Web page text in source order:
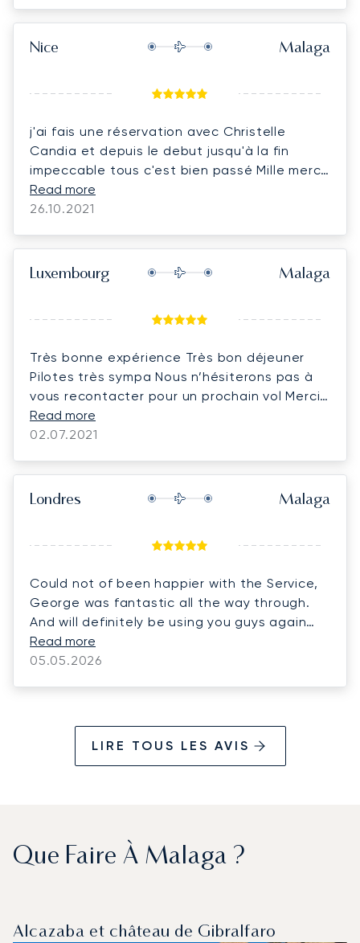
Nice Malaga
j'ai fais une réservation avec Christelle
Candia et depuis le debut jusqu'à la fin
impeccable tous c'est bien passé Mille merci
à Christelle pour son professionalisme et sa
Read more
26.10.2021
Luxembourg Malaga
Très bonne expérience Très bon déjeuner
Pilotes très sympa Nous n’hésiterons pas à
vous recontacter pour un prochain vol Merci
Bonne journée
Read more
02.07.2021
Londres Malaga
Could not of been happier with the Service,
George was fantastic all the way through.
And will definitely be using you guys again
thank you.
Read more
05.05.2026
LIRE TOUS LES AVIS
Que Faire À Malaga ?
Alcazaba et château de Gibralfaro